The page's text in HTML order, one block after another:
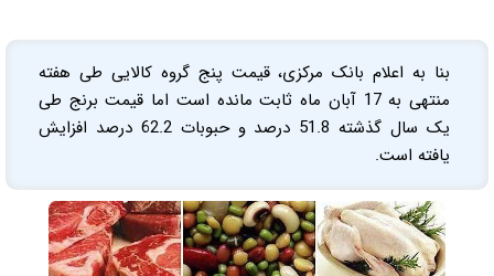
بنا به اعلام بانک مرکزی، قیمت پنج گروه کالایی طی هفته
منتهی به 17 آبان ماه ثابت مانده است اما قیمت برنج طی
یک سال گذشته 51.8 درصد و حبوبات 62.2 درصد افزایش
یافته است.